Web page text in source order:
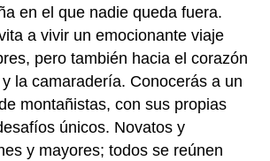
en el que nadie queda fuera.
a vivir un emocionante viaje
pero también hacia el corazón
la camaradería. Conocerás a un
montañistas, con sus propias
únicos. Novatos y
y mayores; todos se reúnen